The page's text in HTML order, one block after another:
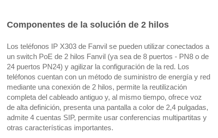
Componentes de la solución de 2 hilos
Los teléfonos IP X303 de Fanvil se pueden utilizar conectados a
un switch PoE de 2 hilos Fanvil (ya sea de 8 puertos - PN8 o de
24 puertos PN24) y agilizar la configuración de la red. Los
teléfonos cuentan con un método de suministro de energía y red
mediante una conexión de 2 hilos, permite la reutilización
completa del cableado antiguo y, al mismo tiempo, ofrece voz
de alta definición, presenta una pantalla a color de 2,4 pulgadas,
admite 4 cuentas SIP, permite usar conferencias multipartitas y
otras características importantes.